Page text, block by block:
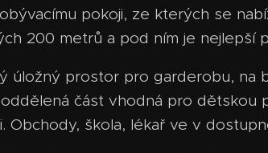
pokoji, ze kterých se
200 metrů a pod ním je nejlepší
úložný prostor pro garderobu, na
část vhodná pro
Obchody, škola, lékař ve v